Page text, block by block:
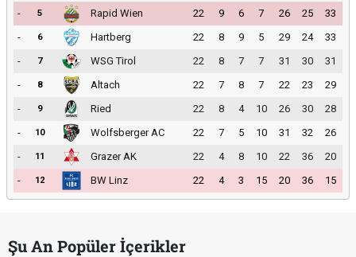
-
5 Rapid Wien 22 9 6 7 26 25
33
-
6 Hartberg 22 8 9 5 29 24
33
-
7 WSG Tirol 22 8 7 7 31 30
31
-
8 Altach 22 7 8 7 22 23
29
-
9 Ried 22 8 4 10 26 30
28
-
10 Wolfsberger AC 22 7 5 10 31 32
26
-
11 Grazer AK 22 4 8 10 22 36
20
-
12 BW Linz 22 4 3 15 20 36 15
Şu An Popüler İçerikler